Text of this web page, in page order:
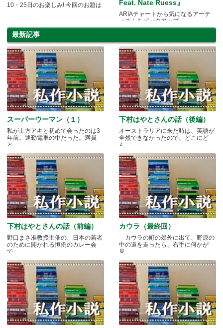
10・25日のお楽しみ! 今回のお題は Feat. Nate Ruess』
ARIAチャートから気になるアーテ
ィストをピックアップ
最新記事
スーパーウーマン（１）
私が土方アキと初めて会ったのは3
年前。通勤電車の中だった。満員
と.....
下村はやとさんの話（後編）
オーストラリアに来た時は、英語が
全然できなかったので、どこにど
ん.....
下村はやとさんの話（前編）
野口まさ准教授主催の、日本の若者
のために開かれる恒例のカレー会
で.....
カウラ（最終回）
カウラの町の郊外に出て、野原の
中の道を走ったら、右手に何かが
見.....